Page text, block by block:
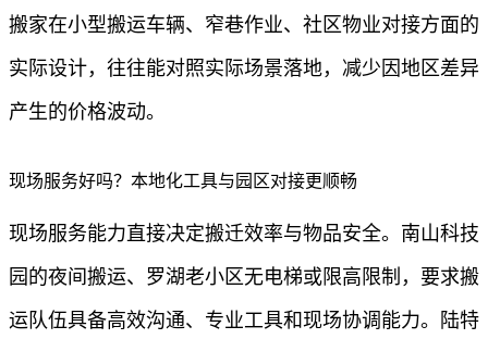
搬家在小型搬运车辆、窄巷作业、社区物业对接方面的
实际设计，往往能对照实际场景落地，减少因地区差异
产生的价格波动。
现场服务好吗？本地化工具与园区对接更顺畅
现场服务能力直接决定搬迁效率与物品安全。南山科技
园的夜间搬运、罗湖老小区无电梯或限高限制，要求搬
运队伍具备高效沟通、专业工具和现场协调能力。陆特